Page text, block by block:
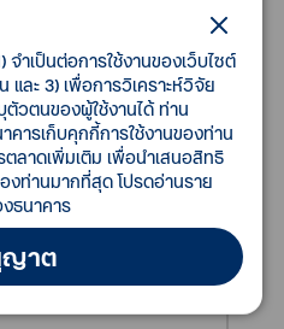
อผู้รับงานจากหน่วย
จำเป็นต่อการใช้งานของเว็บไซต์
ละ 3) เพื่อการวิเคราะห์วิจัย
ตัวตนของผู้ใช้งานได้ ท่าน
ารเก็บคุกกี้การใช้งานของท่าน
ลาดเพิ่มเติม เพื่อนำเสนอสิทธิ
งท่านมากที่สุด โปรดอ่านราย
ธนาคาร
าต